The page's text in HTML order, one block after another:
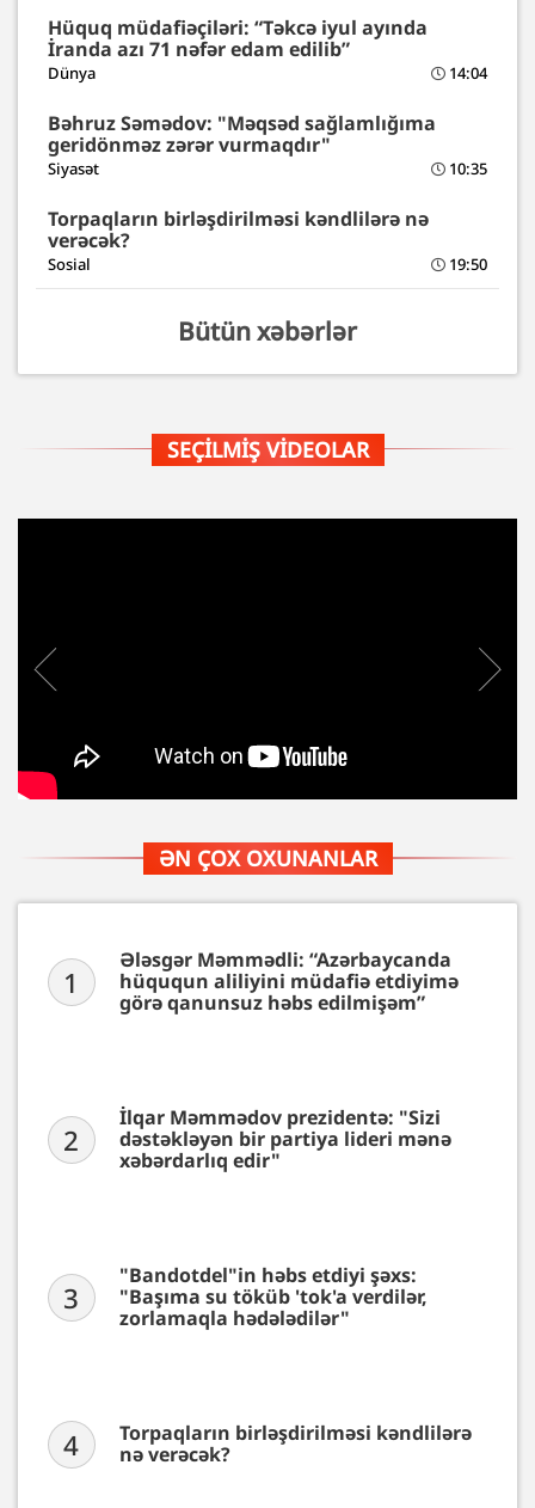
Hüquq müdafiəçiləri: “Təkcə iyul ayında
İranda azı 71 nəfər edam edilib”
Dünya 14:04
Bəhruz Səmədov: "Məqsəd sağlamlığıma
geridönməz zərər vurmaqdır"
Siyasət 10:35
Torpaqların birləşdirilməsi kəndlilərə nə
verəcək?
Sosial 19:50
Bütün xəbərlər
SEÇILMIŞ VIDEOLAR
ƏN ÇOX OXUNANLAR
1
Ələsgər Məmmədli: “Azərbaycanda
hüququn aliliyini müdafiə etdiyimə
görə qanunsuz həbs edilmişəm”
2
İlqar Məmmədov prezidentə: "Sizi
dəstəkləyən bir partiya lideri mənə
xəbərdarlıq edir"
3
"Bandotdel"in həbs etdiyi şəxs:
"Başıma su töküb 'tok'a verdilər,
zorlamaqla hədələdilər"
4
Torpaqların birləşdirilməsi kəndlilərə
nə verəcək?